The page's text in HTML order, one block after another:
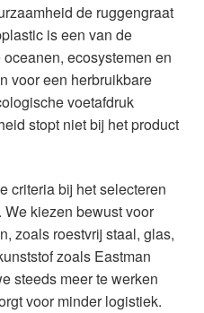
de ruggengraat
is een van de
ecosystemen en
voor een herbruikbare
voetafdruk
stopt niet bij het product
criteria bij het selecteren
kiezen bewust voor
zoals roestvrij staal, glas,
zoals Eastman
steeds meer te werken
voor minder logistiek.